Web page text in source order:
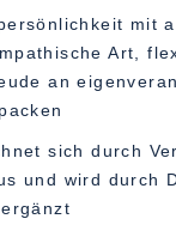
mit
Art,
an
sich durch
und wird durch